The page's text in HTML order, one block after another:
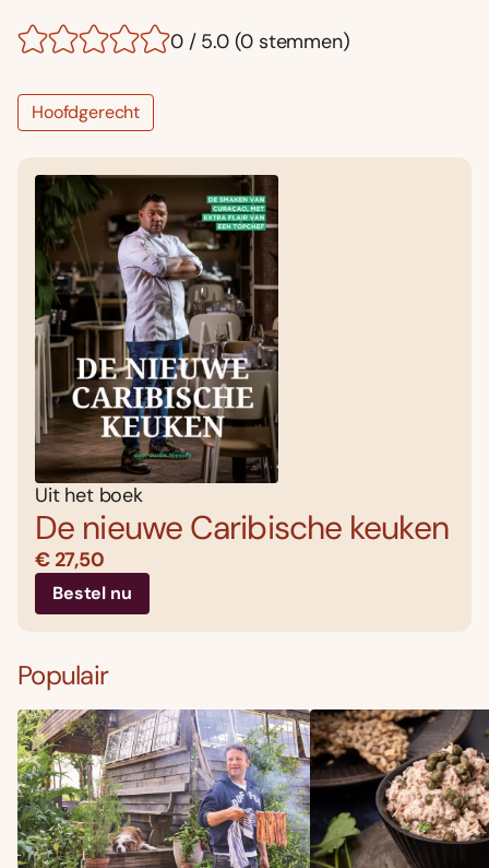
0 / 5.0 (0 stemmen)
Hoofdgerecht
Uit het boek
De nieuwe Caribische keuken
€ 27,50
Bestel nu
Populair